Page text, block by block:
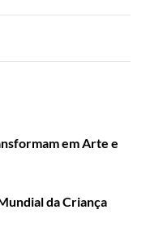
em Arte e
da Criança